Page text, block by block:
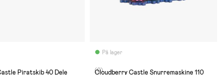
Piratskib 40 Dele
På lager
(0)
Cloudberry Castle Snurremaskine 110